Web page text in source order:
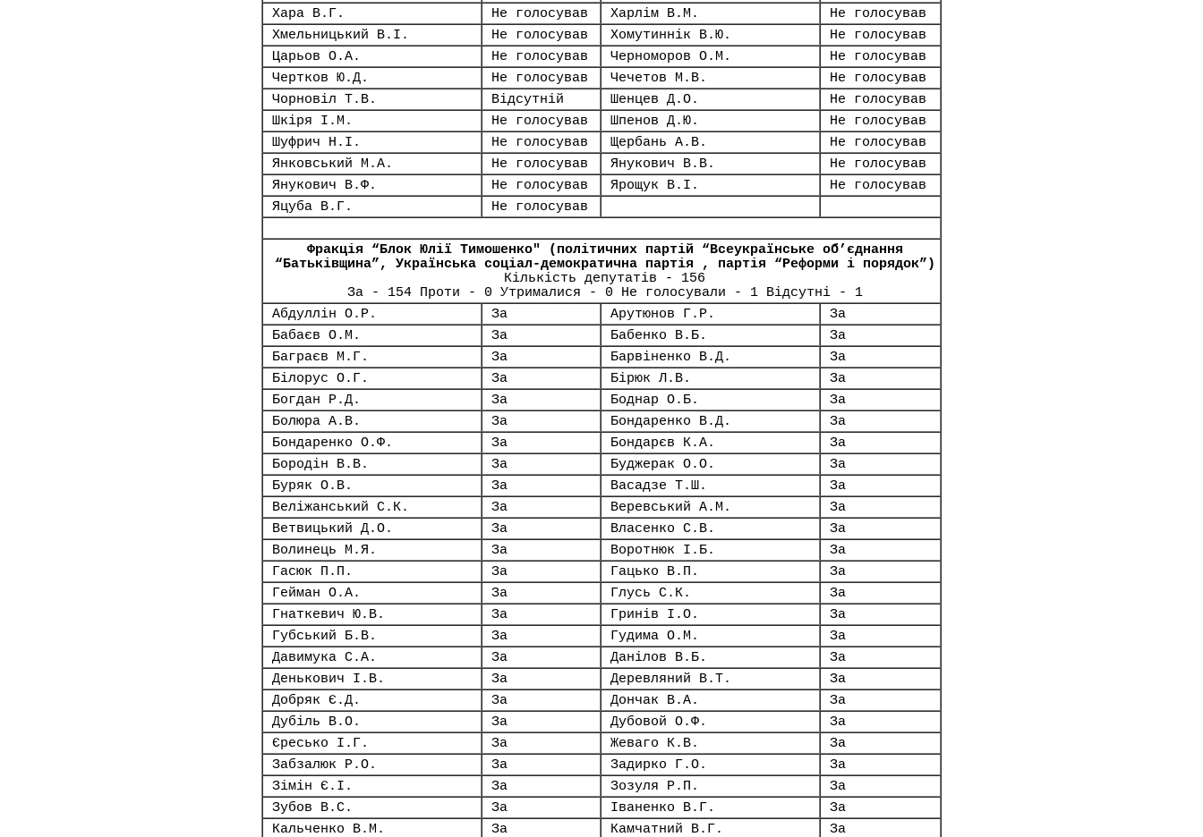
Хара В.Г.
Не голосував Харлім В.М.
Не голосував
Хмельницький В.І.
Не голосував Хомутиннік В.Ю.
Не голосував
Царьов О.А.
Не голосував Черноморов О.М.
Не голосував
Чертков Ю.Д.
Не голосував Чечетов М.В.
Не голосував
Чорновіл Т.В.
Відсутній Шенцев Д.О.
Не голосував
Шкіря І.М.
Не голосував Шпенов Д.Ю.
Не голосував
Шуфрич Н.І.
Не голосував Щербань А.В.
Не голосував
Янковський М.А.
Не голосував Янукович В.В.
Не голосував
Янукович В.Ф.
Не голосував Ярощук В.І.
Не голосував
Яцуба В.Г.
Не голосував
Фракція “Блок Юлії Тимошенко" (політичних партій “Всеукраїнське об’єднання
“Батьківщина”, Українська соціал-демократична партія , партія “Реформи і порядок”)
Кількість депутатів - 156
За - 154 Проти - 0 Утрималися - 0 Не голосували - 1 Відсутні - 1
Абдуллін О.Р.
За Арутюнов Г.Р.
За
Бабаєв О.М.
За Бабенко В.Б.
За
Баграєв М.Г.
За Барвіненко В.Д.
За
Білорус О.Г.
За Бірюк Л.В.
За
Богдан Р.Д.
За Боднар О.Б.
За
Болюра А.В.
За Бондаренко В.Д.
За
Бондаренко О.Ф.
За Бондарєв К.А.
За
Бородін В.В.
За Буджерак О.О.
За
Буряк О.В.
За Васадзе Т.Ш.
За
Веліжанський С.К.
За Веревський А.М.
За
Ветвицький Д.О.
За Власенко С.В.
За
Волинець М.Я.
За Воротнюк І.Б.
За
Гасюк П.П.
За Гацько В.П.
За
Гейман О.А.
За Глусь С.К.
За
Гнаткевич Ю.В.
За Гринів І.О.
За
Губський Б.В.
За Гудима О.М.
За
Давимука С.А.
За Данілов В.Б.
За
Денькович І.В.
За Деревляний В.Т.
За
Добряк Є.Д.
За Дончак В.А.
За
Дубіль В.О.
За Дубовой О.Ф.
За
Єресько І.Г.
За Жеваго К.В.
За
Забзалюк Р.О.
За Задирко Г.О.
За
Зімін Є.І.
За Зозуля Р.П.
За
Зубов В.С.
За Іваненко В.Г.
За
Кальченко В.М.
За Камчатний В.Г.
За